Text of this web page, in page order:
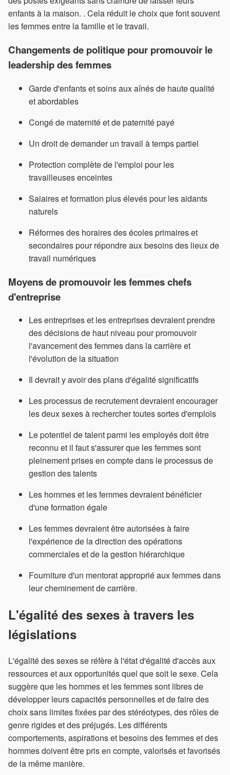
enfants à la maison. . Cela réduit le choix que font souvent
les femmes entre la famille et le travail.
Changements de politique pour promouvoir le
leadership des femmes
Garde d'enfants et soins aux aînés de haute qualité
et abordables
Congé de maternité et de paternité payé
Un droit de demander un travail à temps partiel
Protection complète de l'emploi pour les
travailleuses enceintes
Salaires et formation plus élevés pour les aidants
naturels
Réformes des horaires des écoles primaires et
secondaires pour répondre aux besoins des lieux de
travail numériques
Moyens de promouvoir les femmes chefs
d'entreprise
Les entreprises et les entreprises devraient prendre
des décisions de haut niveau pour promouvoir
l'avancement des femmes dans la carrière et
l'évolution de la situation
Il devrait y avoir des plans d'égalité significatifs
Les processus de recrutement devraient encourager
les deux sexes à rechercher toutes sortes d'emplois
Le potentiel de talent parmi les employés doit être
reconnu et il faut s'assurer que les femmes sont
pleinement prises en compte dans le processus de
gestion des talents
Les hommes et les femmes devraient bénéficier
d'une formation égale
Les femmes devraient être autorisées à faire
l'expérience de la direction des opérations
commerciales et de la gestion hiérarchique
Fourniture d'un mentorat approprié aux femmes dans
leur cheminement de carrière.
L'égalité des sexes à travers les
législations
L'égalité des sexes se réfère à l'état d'égalité d'accès aux
ressources et aux opportunités quel que soit le sexe. Cela
suggère que les hommes et les femmes sont libres de
développer leurs capacités personnelles et de faire des
choix sans limites fixées par des stéréotypes, des rôles de
genre rigides et des préjugés. Les différents
comportements, aspirations et besoins des femmes et des
hommes doivent être pris en compte, valorisés et favorisés
de la même manière.